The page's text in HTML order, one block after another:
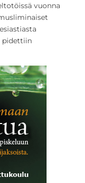
vuonna
pidettiin